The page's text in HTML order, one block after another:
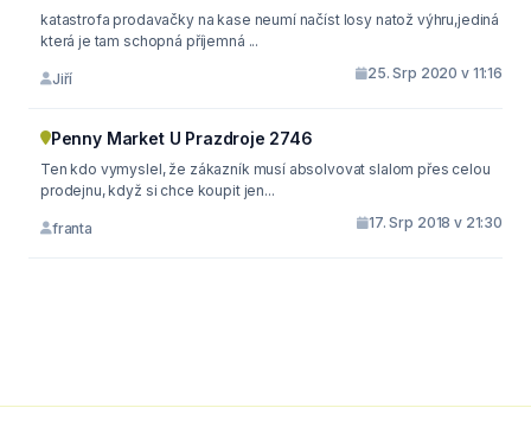
katastrofa prodavačky na kase neumí načíst losy natož výhru,jediná
která je tam schopná příjemná ...
Jiří 25. Srp 2020 v 11:16
Penny Market U Prazdroje 2746
Ten kdo vymyslel, že zákazník musí absolvovat slalom přes celou
prodejnu, když si chce koupit jen...
franta 17. Srp 2018 v 21:30